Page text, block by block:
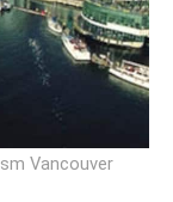
Vancouver